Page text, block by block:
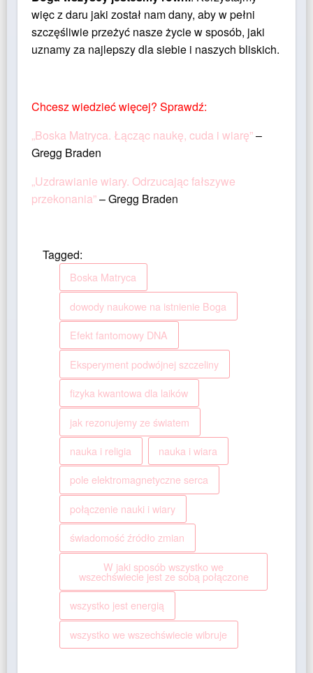
więc z daru jaki został nam dany, aby w pełni
szczęśliwie przeżyć nasze życie w sposób, jaki
uznamy za najlepszy dla siebie i naszych bliskich.
Chcesz wiedzieć więcej? Sprawdź:
„Boska Matryca. Łącząc naukę, cuda i wiarę”–
Gregg Braden
„Uzdrawianie wiary. Odrzucając fałszywe
przekonania”– Gregg Braden
Tagged:
Boska Matryca
dowody naukowe na istnienie Boga
Efekt fantomowy DNA
Eksperyment podwójnej szczeliny
fizyka kwantowa dla laików
jak rezonujemy ze światem
nauka i religia
nauka i wiara
pole elektromagnetyczne serca
połączenie nauki i wiary
świadomość źródło zmian
W jaki sposób wszystko we
wszechświecie jest ze sobą połączone
wszystko jest energią
wszystko we wszechświecie wibruje